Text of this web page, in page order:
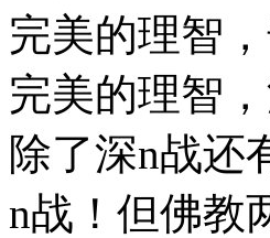
完美的理智
完美的理智
除了深n战还
n战！但佛教